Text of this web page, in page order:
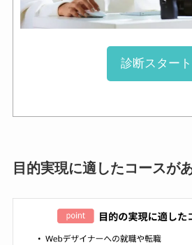
診断スタート
目的実現に適したコースが